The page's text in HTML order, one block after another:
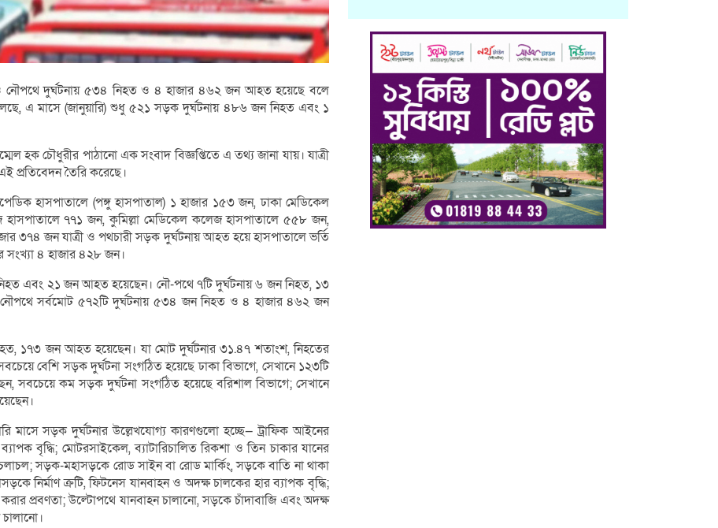
নৌপথে দুর্ঘটনায় ৫৩৪ নিহত ও ৪ হাজার ৪৬২ জন আহত হয়েছে বলে
এ মাসে (জানুয়ারি) শুধু ৫২১ সড়ক দুর্ঘটনায় ৪৮৬ জন নিহত এবং ১
হক চৌধুরীর পাঠানো এক সংবাদ বিজ্ঞপ্তিতে এ তথ্য জানা যায়। যাত্রী
প্রতিবেদন তৈরি করেছে।
হাসপাতালে (পঙ্গু হাসপাতাল) ১ হাজার ১৫৩ জন, ঢাকা মেডিকেল
৭৭১ জন, কুমিল্লা মেডিকেল কলেজ হাসপাতালে ৫৫৮ জন,
৩৭৪ জন যাত্রী ও পথচারী সড়ক দুর্ঘটনায় আহত হয়ে হাসপাতালে ভর্তি
সংখ্যা ৪ হাজার ৪২৮ জন।
এবং ২১ জন আহত হয়েছেন। নৌ-পথে ৭টি দুর্ঘটনায় ৬ জন নিহত, ১৩
সর্বমোট ৫৭২টি দুর্ঘটনায় ৫৩৪ জন নিহত ও ৪ হাজার ৪৬২ জন
১৭৩ জন আহত হয়েছেন। যা মোট দুর্ঘটনার ৩১.৪৭ শতাংশ, নিহতের
বেশি সড়ক দুর্ঘটনা সংগঠিত হয়েছে ঢাকা বিভাগে, সেখানে ১২৩টি
কম সড়ক দুর্ঘটনা সংগঠিত হয়েছে বরিশাল বিভাগে; সেখানে
মাসে সড়ক দুর্ঘটনার উল্লেখযোগ্য কারণগুলো হচ্ছে— ট্রাফিক আইনের
বৃদ্ধি; মোটরসাইকেল, ব্যাটারিচালিত রিকশা ও তিন চাকার যানের
সড়ক-মহাসড়কে রোড সাইন বা রোড মার্কিং, সড়কে বাতি না থাকা
নির্মাণ ক্রটি, ফিটনেস যানবাহন ও অদক্ষ চালকের হার ব্যাপক বৃদ্ধি;
প্রবণতা; উল্টোপথে যানবাহন চালানো, সড়কে চাঁদাবাজি এবং অদক্ষ